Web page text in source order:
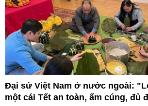
Đại sứ Việt Nam ở nước ngoài:
một cái Tết an toàn, ấm cúng, đủ